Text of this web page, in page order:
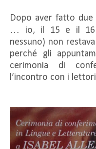
Dopo aver fatto due
… io, il 15 e il 16
nessuno) non
perché gli
cerimonia di
l’incontro con i